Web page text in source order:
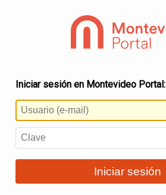
Iniciar sesión en Montevideo Portal:
Iniciar sesión